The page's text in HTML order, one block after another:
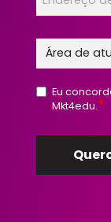
Eu
Mkt4edu.*